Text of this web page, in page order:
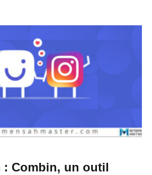
: Combin, un outil